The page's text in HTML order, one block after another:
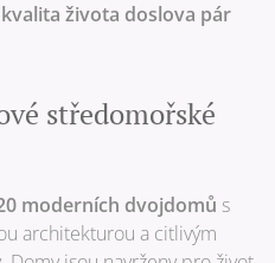
života doslova pár
středomořské
moderních dvojdomů s
architekturou a citlivým